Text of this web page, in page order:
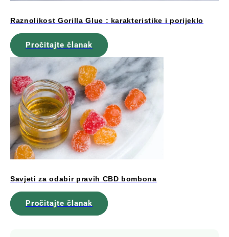
Raznolikost Gorilla Glue : karakteristike i porijeklo
Pročitajte članak
Savjeti za odabir pravih CBD bombona
Pročitajte članak